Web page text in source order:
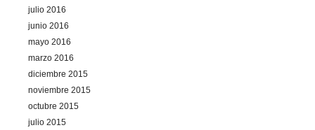
julio 2016
junio 2016
mayo 2016
marzo 2016
diciembre 2015
noviembre 2015
octubre 2015
julio 2015